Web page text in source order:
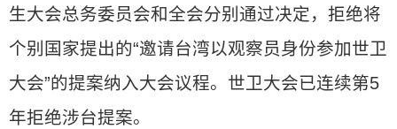
生大会总务委员会和全会分别通过决定，拒绝将
个别国家提出的“邀请台湾以观察员身份参加世卫
大会”的提案纳入大会议程。世卫大会已连续第5
年拒绝涉台提案。